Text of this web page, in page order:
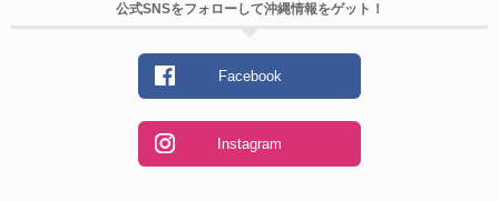
公式SNSをフォローして沖縄情報をゲット！
Facebook
Instagram